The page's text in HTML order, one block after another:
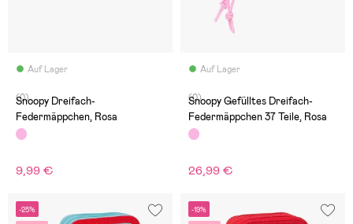
Auf Lager
(0)
Snoopy Dreifach-
Federmäppchen, Rosa
9,99 €
Auf Lager
(0)
Snoopy Gefülltes Dreifach-
Federmäppchen 37 Teile, Rosa
26,99 €
-25% -19%